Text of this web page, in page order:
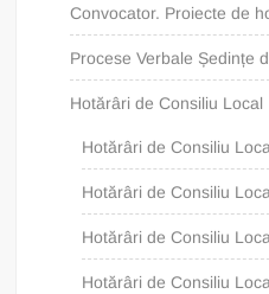
Convocator. Proiecte de
Procese Verbale Ședințe
Hotărâri de Consiliu Local
Hotărâri de Consiliu
Hotărâri de Consiliu
Hotărâri de Consiliu
Hotărâri de Consiliu